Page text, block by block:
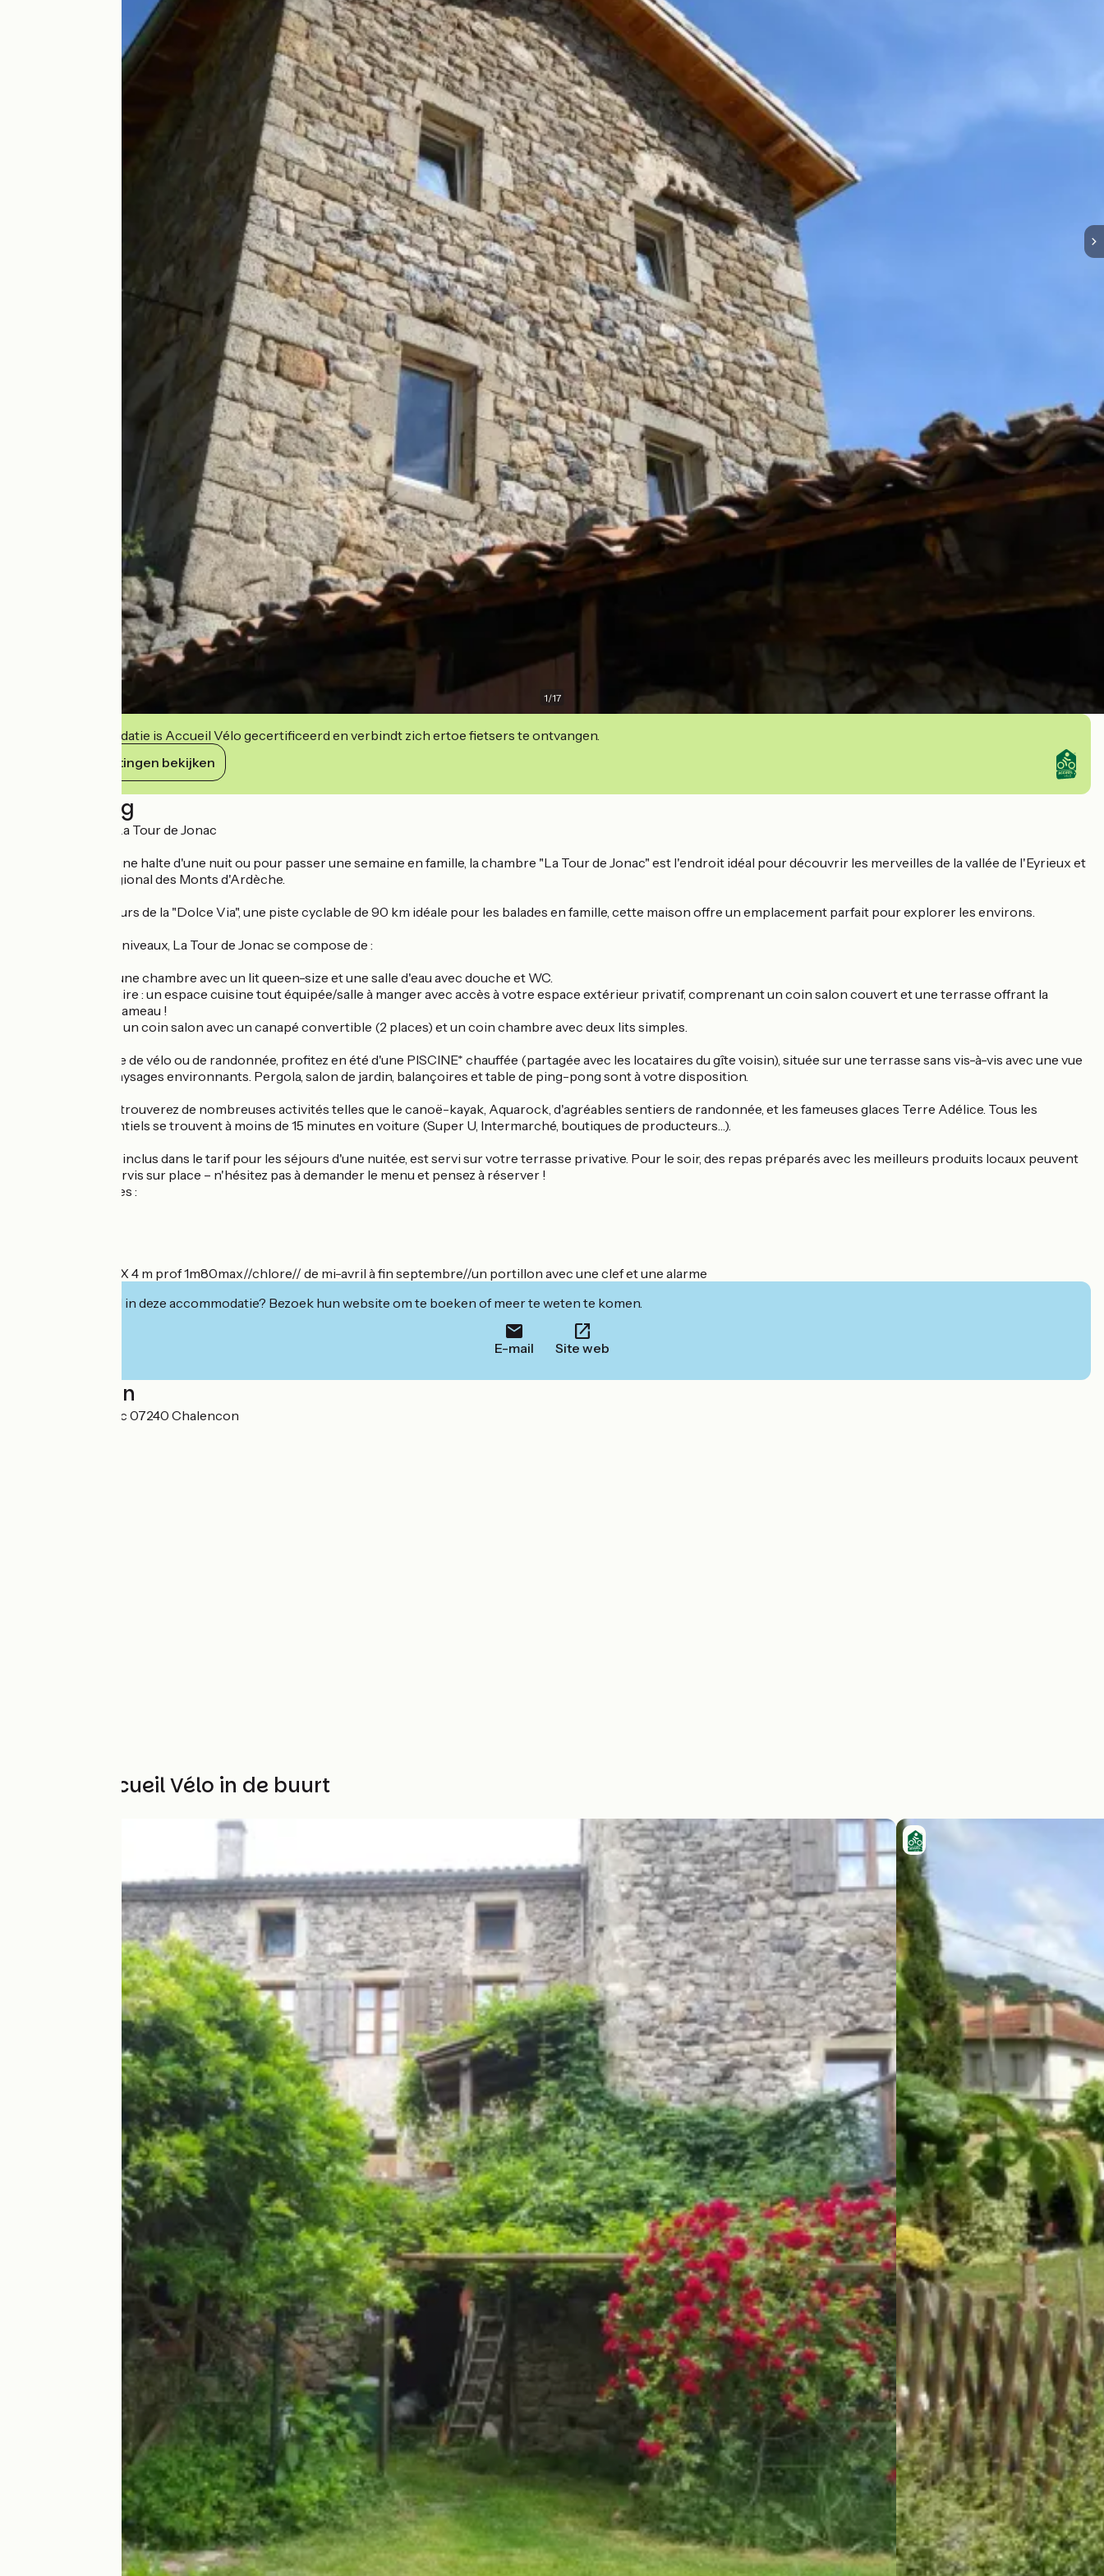
1/17
Deze accommodatie is Accueil Vélo gecertificeerd en verbindt zich ertoe fietsers te ontvangen.
Haar verplichtingen bekijken
Beschrijving
Chambre d'hôte La Tour de Jonac
Que vous fassiez une halte d'une nuit ou pour passer une semaine en famille, la chambre "La Tour de Jonac" est l'endroit idéal pour découvrir les merveilles de la vallée de l'Eyrieux et
le parc naturel régional des Monts d'Ardèche.
Située à mi-parcours de la "Dolce Via", une piste cyclable de 90 km idéale pour les balades en famille, cette maison offre un emplacement parfait pour explorer les environs.
Répartie sur trois niveaux, La Tour de Jonac se compose de :
Niveau inférieur : une chambre avec un lit queen-size et une salle d'eau avec douche et WC.
Niveau intermédiaire : un espace cuisine tout équipée/salle à manger avec accès à votre espace extérieur privatif, comprenant un coin salon couvert et une terrasse offrant la
meilleure vue du hameau !
Niveau supérieur : un coin salon avec un canapé convertible (2 places) et un coin chambre avec deux lits simples.
Après une journée de vélo ou de randonnée, profitez en été d'une PISCINE* chauffée (partagée avec les locataires du gîte voisin), située sur une terrasse sans vis-à-vis avec une vue
dégagée sur les paysages environnants. Pergola, salon de jardin, balançoires et table de ping-pong sont à votre disposition.
À proximité, vous trouverez de nombreuses activités telles que le canoë-kayak, Aquarock, d'agréables sentiers de randonnée, et les fameuses glaces Terre Adélice. Tous les
commerces essentiels se trouvent à moins de 15 minutes en voiture (Super U, Intermarché, boutiques de producteurs…).
Le petit-déjeuner, inclus dans le tarif pour les séjours d'une nuitée, est servi sur votre terrasse privative. Pour le soir, des repas préparés avec les meilleurs produits locaux peuvent
également être servis sur place – n'hésitez pas à demander le menu et pensez à réserver !
Tarifs Table d'Hôtes :
*Info Piscine: 8 m X 4 m prof 1m80max//chlore// de mi-avril à fin septembre//un portillon avec une clef et une alarme
Geïnteresseerd in deze accommodatie? Bezoek hun website om te boeken of meer te weten te komen.
E-mail Site web
Localisation
249 route de Jonac 07240 Chalencon
Andere Accueil Vélo in de buurt